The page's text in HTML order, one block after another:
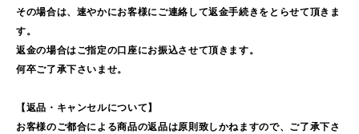
その場合は、速やかにお客様にご連絡して返金手続きをとらせて頂きま
す。
返金の場合はご指定の口座にお振込させて頂きます。
何卒ご了承下さいませ。
【返品・キャンセルについて】
お客様のご都合による商品の返品は原則致しかねますので、ご了承下さ